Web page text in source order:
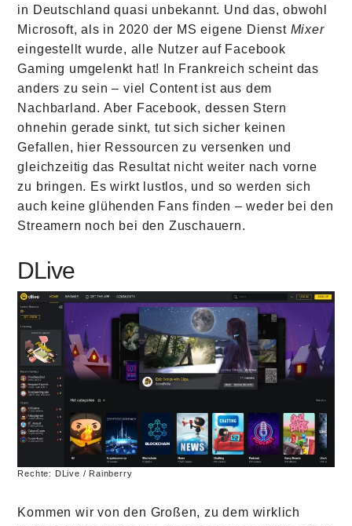
in Deutschland quasi unbekannt. Und das, obwohl
Microsoft, als in 2020 der MS eigene Dienst Mixer
eingestellt wurde, alle Nutzer auf Facebook
Gaming umgelenkt hat! In Frankreich scheint das
anders zu sein – viel Content ist aus dem
Nachbarland. Aber Facebook, dessen Stern
ohnehin gerade sinkt, tut sich sicher keinen
Gefallen, hier Ressourcen zu versenken und
gleichzeitig das Resultat nicht weiter nach vorne
zu bringen. Es wirkt lustlos, und so werden sich
auch keine glühenden Fans finden – weder bei den
Streamern noch bei den Zuschauern.
DLive
Rechte: DLive / Rainberry
Kommen wir von den Großen, zu dem wirklich